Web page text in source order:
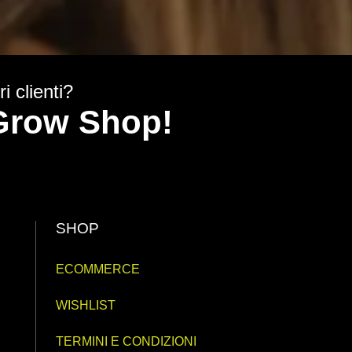
clienti?
Shop!
SHOP
ECOMMERCE
WISHLIST
TERMINI E CONDIZIONI